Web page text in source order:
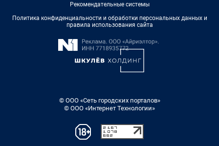
Рекомендательные системы
Политика конфиденциальности и обработки персональных данных и
правила использования сайта
© ООО «Сеть городских порталов»
© ООО «Интернет Технологии»